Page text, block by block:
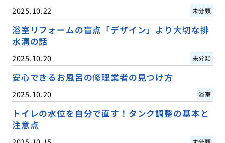
2025.10.22 未分類
浴室リフォームの盲点「デザイン」より大切な排
水溝の話
2025.10.20 未分類
安心できるお風呂の修理業者の見つけ方
2025.10.20 浴室
トイレの水位を自分で直す！タンク調整の基本と
注意点